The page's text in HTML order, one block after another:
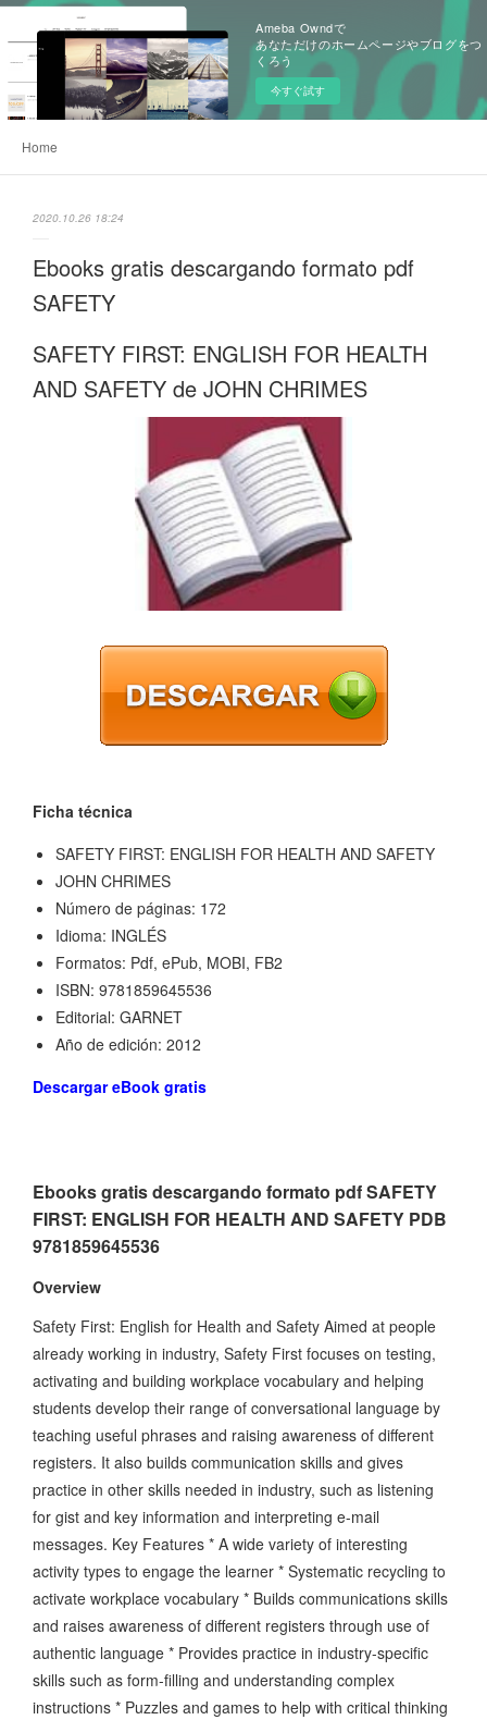
Ameba Owndで
あなただけのホームページやブログをつ
くろう
今すぐ試す
Home
2020.10.26 18:24
Ebooks gratis descargando formato pdf
SAFETY
SAFETY FIRST: ENGLISH FOR HEALTH
AND SAFETY de JOHN CHRIMES
Ficha técnica
SAFETY FIRST: ENGLISH FOR HEALTH AND SAFETY
JOHN CHRIMES
Número de páginas: 172
Idioma: INGLÉS
Formatos: Pdf, ePub, MOBI, FB2
ISBN: 9781859645536
Editorial: GARNET
Año de edición: 2012
Descargar eBook gratis
Ebooks gratis descargando formato pdf SAFETY
FIRST: ENGLISH FOR HEALTH AND SAFETY PDB
9781859645536
Overview
Safety First: English for Health and Safety Aimed at people
already working in industry, Safety First focuses on testing,
activating and building workplace vocabulary and helping
students develop their range of conversational language by
teaching useful phrases and raising awareness of different
registers. It also builds communication skills and gives
practice in other skills needed in industry, such as listening
for gist and key information and interpreting e-mail
messages. Key Features * A wide variety of interesting
activity types to engage the learner * Systematic recycling to
activate workplace vocabulary * Builds communications skills
and raises awareness of different registers through use of
authentic language * Provides practice in industry-specific
skills such as form-filling and understanding complex
instructions * Puzzles and games to help with critical thinking